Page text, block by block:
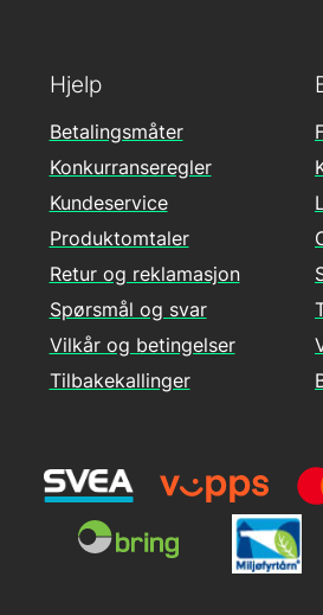
Hjelp
Betalingsmåter
Konkurranseregler
Kundeservice
Produktomtaler
Retur og reklamasjon
Spørsmål og svar
Vilkår og betingelser
Tilbakekallinger